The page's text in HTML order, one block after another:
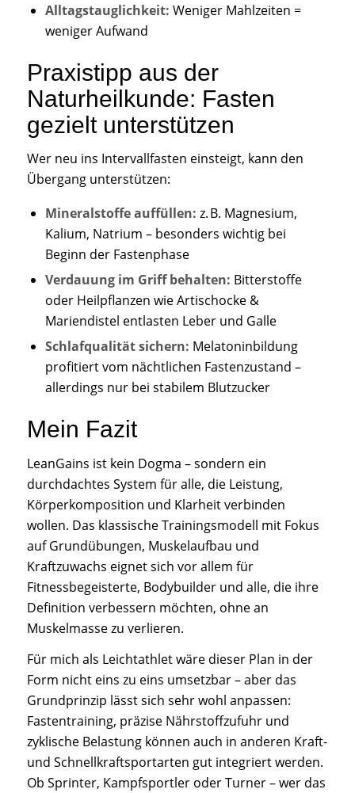
Alltagstauglichkeit: Weniger Mahlzeiten =
weniger Aufwand
Praxistipp aus der
Naturheilkunde: Fasten
gezielt unterstützen
Wer neu ins Intervallfasten einsteigt, kann den
Übergang unterstützen:
Mineralstoffe auffüllen: z. B. Magnesium,
Kalium, Natrium – besonders wichtig bei
Beginn der Fastenphase
Verdauung im Griff behalten: Bitterstoffe
oder Heilpflanzen wie Artischocke &
Mariendistel entlasten Leber und Galle
Schlafqualität sichern: Melatoninbildung
profitiert vom nächtlichen Fastenzustand –
allerdings nur bei stabilem Blutzucker
Mein Fazit
LeanGains ist kein Dogma – sondern ein
durchdachtes System für alle, die Leistung,
Körperkomposition und Klarheit verbinden
wollen. Das klassische Trainingsmodell mit Fokus
auf Grundübungen, Muskelaufbau und
Kraftzuwachs eignet sich vor allem für
Fitnessbegeisterte, Bodybuilder und alle, die ihre
Definition verbessern möchten, ohne an
Muskelmasse zu verlieren.
Für mich als Leichtathlet wäre dieser Plan in der
Form nicht eins zu eins umsetzbar – aber das
Grundprinzip lässt sich sehr wohl anpassen:
Fastentraining, präzise Nährstoffzufuhr und
zyklische Belastung können auch in anderen Kraft-
und Schnellkraftsportarten gut integriert werden.
Ob Sprinter, Kampfsportler oder Turner – wer das